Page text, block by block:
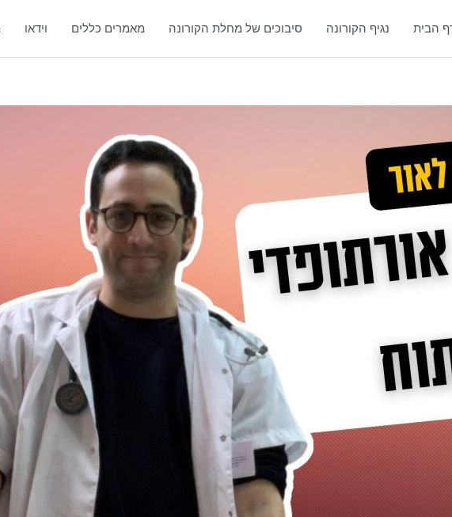
הבית נגיף הקורונה סיבוכים של מחלת הקורונה מאמרים כללים וידאו